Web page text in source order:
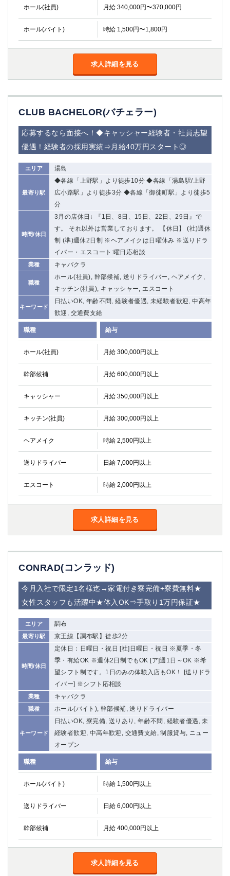
ホール(社員) 月給 340,000円〜370,000円
ホール(バイト) 時給 1,500円〜1,800円
求人詳細を見る
CLUB BACHELOR(バチェラー)
応募するなら面接へ！◆キャッシャー経験者・社員志望
優遇！経験者の採用実績⇒月給40万円スタート◎
エリア 湯島
最寄り駅
◆各線「上野駅」より徒歩10分 ◆各線「湯島駅/上野
広小路駅」より徒歩3分 ◆各線「御徒町駅」より徒歩5
分
時間/休日
3月の店休日↓ 『1日、8日、15日、22日、29日』で
す。 それ以外は営業しております。 【休日】 (社)週休
制 (準)週休2日制 ※ヘアメイクは日曜休み ※送りドラ
イバー・エスコート:曜日応相談
業種 キャバクラ
職種
ホール(社員), 幹部候補, 送りドライバー, ヘアメイク,
キッチン(社員), キャッシャー, エスコート
キーワード
日払いOK, 年齢不問, 経験者優遇, 未経験者歓迎, 中高年
歓迎, 交通費支給
職種 給与
ホール(社員) 月給 300,000円以上
幹部候補 月給 600,000円以上
キャッシャー 月給 350,000円以上
キッチン(社員) 月給 300,000円以上
ヘアメイク 時給 2,500円以上
送りドライバー 日給 7,000円以上
エスコート 時給 2,000円以上
求人詳細を見る
CONRAD(コンラッド)
今月入社で限定1名様迄→家電付き寮完備+寮費無料★
女性スタッフも活躍中★体入OK⇒手取り1万円保証★
エリア 調布
最寄り駅 京王線【調布駅】徒歩2分
時間/休日
定休日：日曜日・祝日 [社]日曜日・祝日 ※夏季・冬
季・有給OK ※週休2日制でもOK [ア]週1日～OK ※希
望シフト制です。1日のみの体験入店もOK！ [送りドラ
イバー] ※シフト応相談
業種 キャバクラ
職種 ホール(バイト), 幹部候補, 送りドライバー
キーワード
日払いOK, 寮完備, 送りあり, 年齢不問, 経験者優遇, 未
経験者歓迎, 中高年歓迎, 交通費支給, 制服貸与, ニュー
オープン
職種 給与
ホール(バイト) 時給 1,500円以上
送りドライバー 日給 6,000円以上
幹部候補 月給 400,000円以上
求人詳細を見る